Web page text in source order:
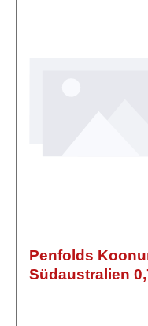
Penfolds
Südaustralien